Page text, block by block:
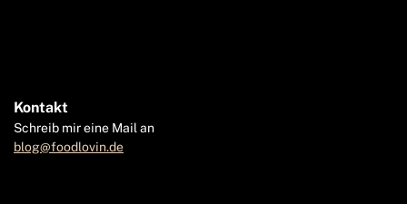
Kontakt
Schreib mir eine Mail an
blog@foodlovin.de